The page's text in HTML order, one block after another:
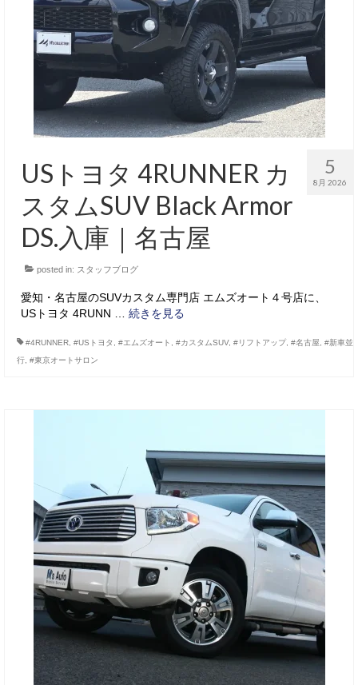
サービス・保証
買取のご案内
店舗情報
店舗情報
トップメッセージ
スタッフ紹介
ブログ
イベント
ニュース
スタッフブログ
5
8月 2026
USトヨタ 4RUNNER カ
スタムSUV Black Armor
DS.入庫｜名古屋
posted in: スタッフブログ
愛知・名古屋のSUVカスタム専門店 エムズオート４号店に、
USトヨタ 4RUNN … 続きを見る
#4RUNNER #USトヨタ #エムズオート #カスタムSUV, #リフトアップ, #名古屋
#新車並
行 #東京オートサロン